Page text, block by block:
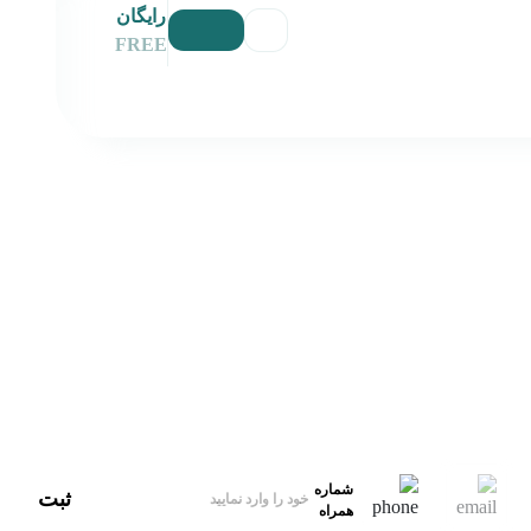
رایگان
FREE
شماره
همراه
ثبت